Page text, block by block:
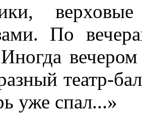
По
Иногда
театр-
уже спал...»